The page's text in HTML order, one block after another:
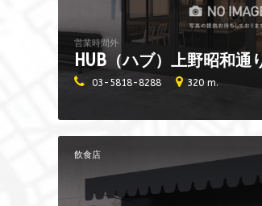
HUB（ハブ）上野昭和通
営業時間外
03-5818-8288 320 m.
飲食店